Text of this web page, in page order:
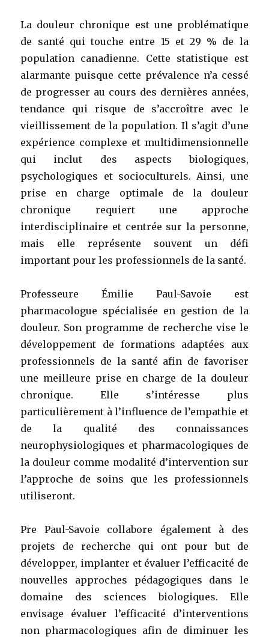
La douleur chronique est une problématique
de santé qui touche entre 15 et 29 % de la
population canadienne. Cette statistique est
alarmante puisque cette prévalence n’a cessé
de progresser au cours des dernières années,
tendance qui risque de s’accroître avec le
vieillissement de la population. Il s’agit d’une
expérience complexe et multidimensionnelle
qui inclut des aspects biologiques,
psychologiques et socioculturels. Ainsi, une
prise en charge optimale de la douleur
chronique requiert une approche
interdisciplinaire et centrée sur la personne,
mais elle représente souvent un défi
important pour les professionnels de la santé.
Professeure Émilie Paul-Savoie est
pharmacologue spécialisée en gestion de la
douleur. Son programme de recherche vise le
développement de formations adaptées aux
professionnels de la santé afin de favoriser
une meilleure prise en charge de la douleur
chronique. Elle s’intéresse plus
particulièrement à l’influence de l’empathie et
de la qualité des connaissances
neurophysiologiques et pharmacologiques de
la douleur comme modalité d’intervention sur
l’approche de soins que les professionnels
utiliseront.
Pre Paul-Savoie collabore également à des
projets de recherche qui ont pour but de
développer, implanter et évaluer l’efficacité de
nouvelles approches pédagogiques dans le
domaine des sciences biologiques. Elle
envisage évaluer l’efficacité d’interventions
non pharmacologiques afin de diminuer les